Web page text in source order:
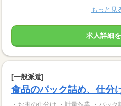
もっと見
求人詳細
[一般派遣]
食品のパック詰め、仕分
・お肉の仕分け ・計量作業 ・パック詰め ・出